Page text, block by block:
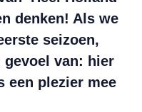
denken! Als we
seizoen,
gevoel van: hier
een plezier mee